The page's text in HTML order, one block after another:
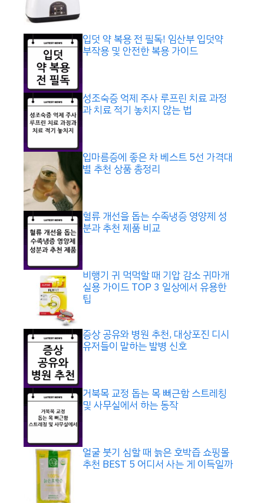
입덧 약 복용 전 필독! 임산부 입덧약
부작용 및 안전한 복용 가이드
성조숙증 억제 주사 루프린 치료 과정
과 치료 적기 놓치지 않는 법
입마름증에 좋은 차 베스트 5선 가격대
별 추천 상품 총정리
혈류 개선을 돕는 수족냉증 영양제 성
분과 추천 제품 비교
비행기 귀 먹먹할 때 기압 감소 귀마개
실용 가이드 TOP 3 일상에서 유용한
팁
증상 공유와 병원 추천, 대상포진 디시
유저들이 말하는 발병 신호
거북목 교정 돕는 목 뻐근함 스트레칭
및 사무실에서 하는 동작
얼굴 붓기 심할 때 늙은 호박즙 쇼핑몰
추천 BEST 5 어디서 사는 게 이득일까